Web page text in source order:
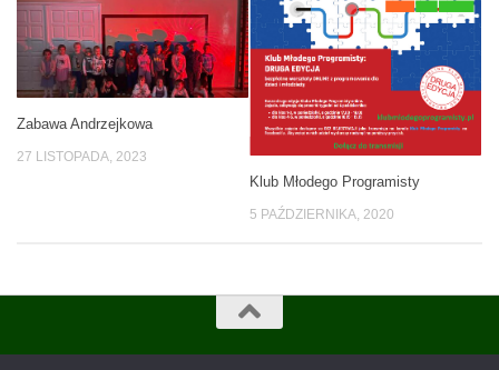
Zabawa Andrzejkowa
27 LISTOPADA, 2023
Klub Młodego Programisty
5 PAŹDZIERNIKA, 2020